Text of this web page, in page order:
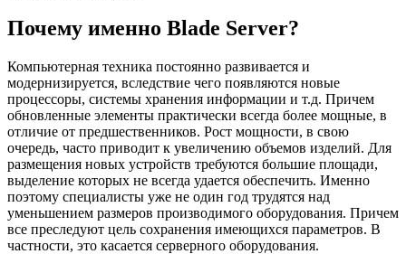
Почему именно Blade Server?
Компьютерная техника постоянно развивается и
модернизируется, вследствие чего появляются новые
процессоры, системы хранения информации и т.д. Причем
обновленные элементы практически всегда более мощные, в
отличие от предшественников. Рост мощности, в свою
очередь, часто приводит к увеличению объемов изделий. Для
размещения новых устройств требуются большие площади,
выделение которых не всегда удается обеспечить. Именно
поэтому специалисты уже не один год трудятся над
уменьшением размеров производимого оборудования. Причем
все преследуют цель сохранения имеющихся параметров. В
частности, это касается серверного оборудования.